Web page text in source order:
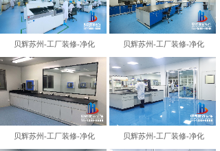
贝辉苏州-工厂装修-净化 贝辉苏州-工厂装修-净化
贝辉苏州-工厂装修-净化 贝辉苏州-工厂装修-净化